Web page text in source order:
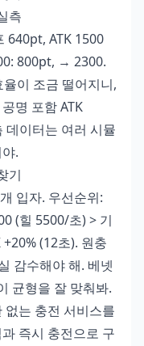
측
640pt, ATK 1500
800pt, → 2300.
이 조금 떨어지니,
명 포함 ATK
이터는 여러 시뮬
.
기
입자. 우선순위:
(힐 5500/초) > 기
(12초). 원충
감수해야 해. 베넷
균형을 잘 맞춰봐.
없는 충전 서비스를
즉시 충전으로 구